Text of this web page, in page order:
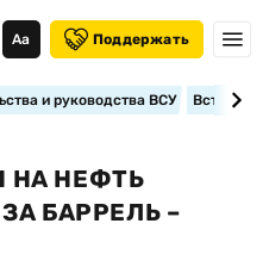
Аа Поддержать
и руководства ВСУ
НА НЕФТЬ
БАРРЕЛЬ –